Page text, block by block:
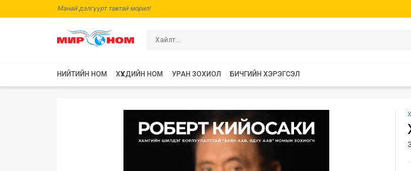
Манай дэлгүүрт тавтай морил!
НИЙТИЙН НОМ ХҮҮХДИЙН НОМ УРАН ЗОХИОЛ БИЧГИЙН ХЭРЭГСЭЛ